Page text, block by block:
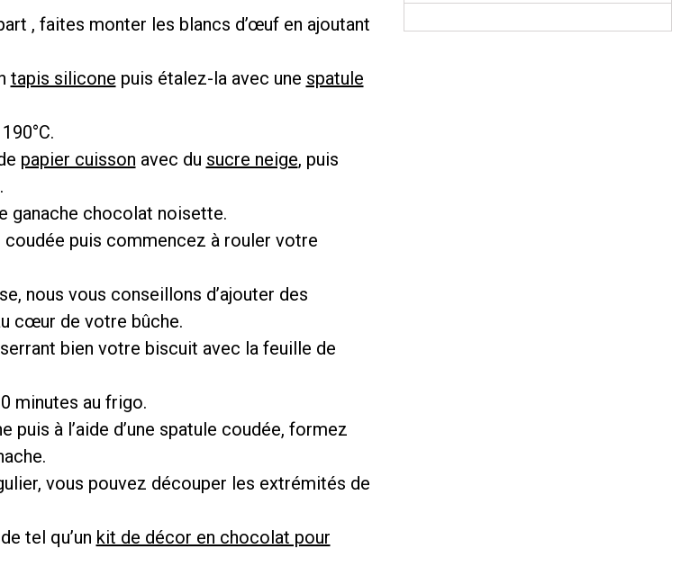
, faites monter les blancs d’œuf en ajoutant
tapis silicone puis étalez-la avec une spatule
papier cuisson avec du sucre neige, puis
ganache chocolat noisette.
coudée puis commencez à rouler votre
nous vous conseillons d’ajouter des
cœur de votre bûche.
bien votre biscuit avec la feuille de
minutes au frigo.
puis à l’aide d’une spatule coudée, formez
vous pouvez découper les extrémités de
tel qu’un kit de décor en chocolat pour